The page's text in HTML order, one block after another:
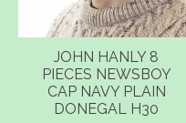
JOHN HANLY 8
PIECES NEWSBOY
CAP NAVY PLAIN
DONEGAL H30